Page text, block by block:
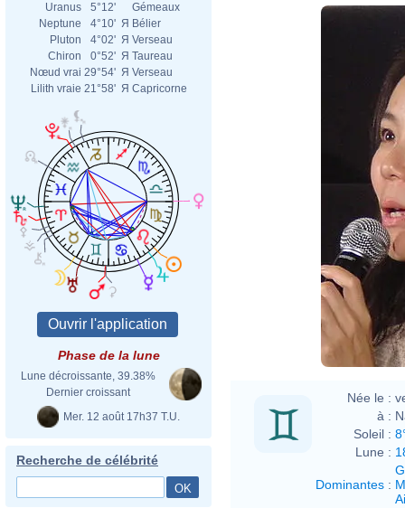
Uranus
5°12'
Gémeaux
Neptune
4°10' Я Bélier
Pluton
4°02' Я Verseau
Chiron
0°52' Я Taureau
Nœud vrai 29°54' Я Verseau
Lilith vraie 21°58' Я Capricorne
Phase de la lune
Lune décroissante, 39.38%
Dernier croissant
Mer. 12 août 17h37 T.U.
Recherche de célébrité
Née le :
à :
Soleil :
Lune :
Dominantes :